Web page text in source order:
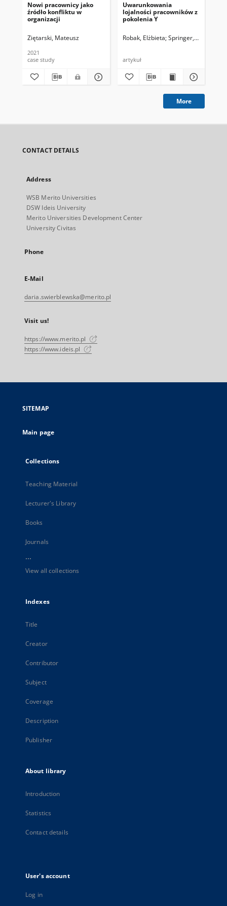
Nowi pracownicy jako
źródło konfliktu w
organizacji
Ziętarski, Mateusz
2021
case study
Uwarunkowania
lojalności pracowników z
pokolenia Y
Robak, Elżbieta Springer, Agnieszka
artykuł
More
CONTACT DETAILS
Address
WSB Merito Universities
DSW Ideis University
Merito Universities Development Center
University Civitas
Phone
E-Mail
daria.swierblewska@merito.pl
Visit us!
https://www.merito.pl
https://www.ideis.pl
SITEMAP
Main page
Collections
Teaching Material
Lecturer's Library
Books
Journals
...
View all collections
Indexes
Title
Creator
Contributor
Subject
Coverage
Description
Publisher
About library
Introduction
Statistics
Contact details
User's account
Log in